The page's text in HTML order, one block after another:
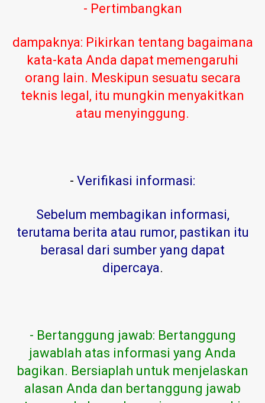
- Pertimbangkan
dampaknya: Pikirkan tentang bagaimana
kata-kata Anda dapat memengaruhi
orang lain. Meskipun sesuatu secara
teknis legal, itu mungkin menyakitkan
atau menyinggung.
- Verifikasi informasi:
Sebelum membagikan informasi,
terutama berita atau rumor, pastikan itu
berasal dari sumber yang dapat
dipercaya.
- Bertanggung jawab: Bertanggung
jawablah atas informasi yang Anda
bagikan. Bersiaplah untuk menjelaskan
alasan Anda dan bertanggung jawab